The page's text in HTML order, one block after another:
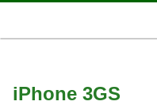
iPhone 3GS